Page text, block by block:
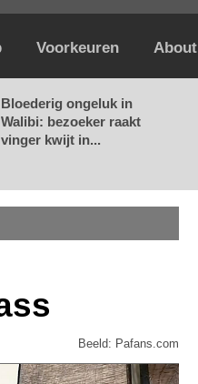
Voorkeuren About
Bloederig ongeluk in
Walibi: bezoeker raakt
vinger kwijt in...
Beeld: Pafans.com